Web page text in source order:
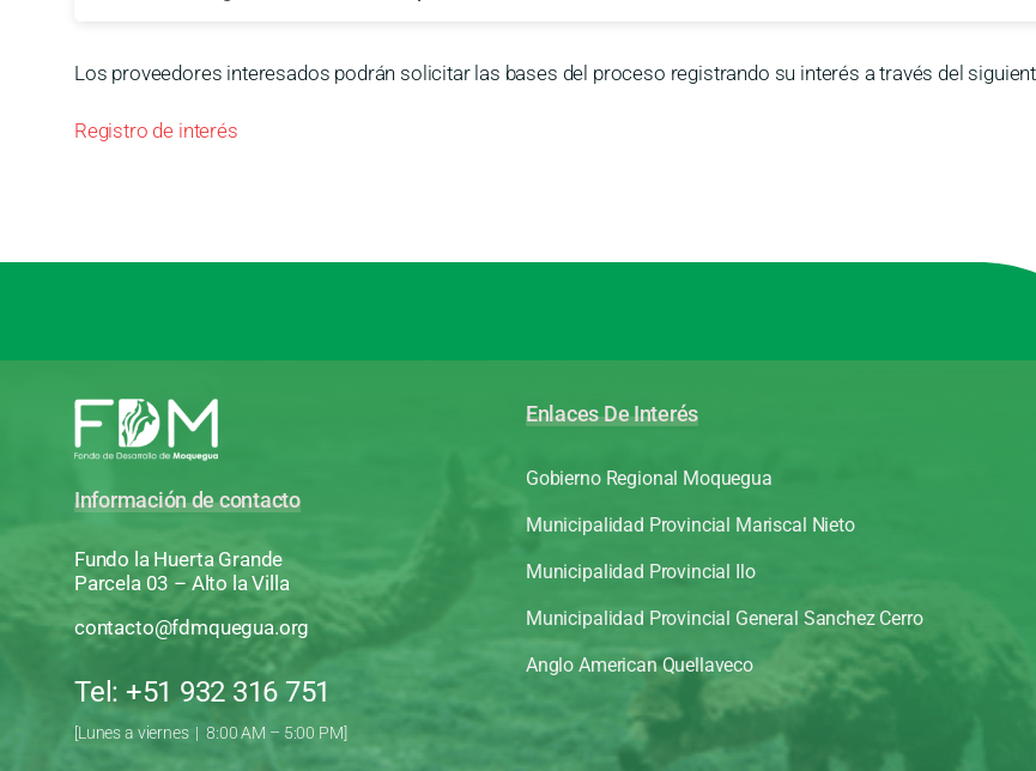
Los proveedores interesados podrán solicitar las bases del proceso registrando su interés a través del
Registro de interés
Información de contacto
Fundo la Huerta Grande
Parcela 03 – Alto la Villa
contacto@fdmquegua.org
Tel: +51 932 316 751
[Lunes a viernes | 8:00 AM – 5:00 PM]
Enlaces De Interés
Gobierno Regional Moquegua
Municipalidad Provincial Mariscal Nieto
Municipalidad Provincial Ilo
Municipalidad Provincial General Sanchez Cerro
Anglo American Quellaveco